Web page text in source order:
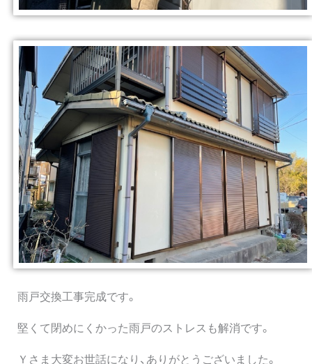
雨戸交換工事完成です。
堅くて閉めにくかった雨戸のストレスも解消です。
Ｙさま大変お世話になり、ありがとうございました。